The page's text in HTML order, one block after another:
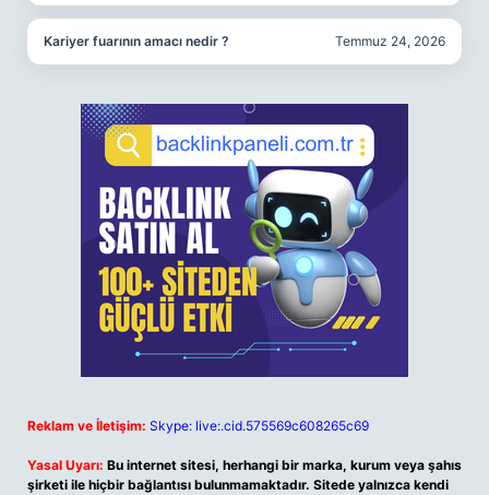
Kariyer fuarının amacı nedir ? Temmuz 24, 2026
Reklam ve İletişim: Skype: live:.cid.575569c608265c69
Yasal Uyarı: Bu internet sitesi, herhangi bir marka, kurum veya şahıs
şirketi ile hiçbir bağlantısı bulunmamaktadır. Sitede yalnızca kendi